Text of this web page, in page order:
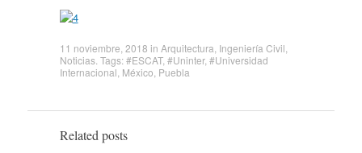
11 noviembre, 2018 in Arquitectura Ingeniería Civil
Noticias. Tags:#ESCAT, #Uninter, #Universidad
Internacional México Puebla
Related posts